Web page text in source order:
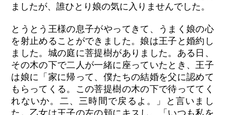
ましたが、誰ひとり娘の気に入りませんでした。
とうとう王様の息子がやってきて、うまく娘の心
を射止めることができました。娘は王子と婚約し
ました。城の庭に菩提樹がありました。ある日、
その木の下で二人が一緒に座っていたとき、王子
は娘に「家に帰って、僕たちの結婚を父に認めて
もらってくる。この菩提樹の木の下で待っててく
れないか。二、三時間で戻るよ。」と言いまし
た。乙女は王子の左の頬にキスし、「いつも私を